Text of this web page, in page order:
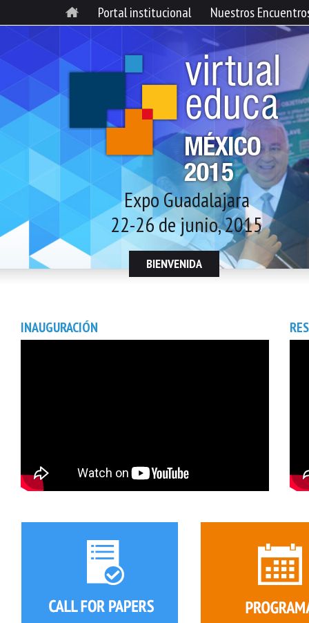
Portal institucional Nuestros
Expo Guadalajara
22-26 de junio, 2015
BIENVENIDA
INAUGURACIÓN